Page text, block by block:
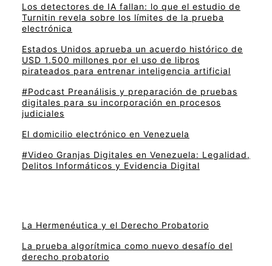
Los detectores de IA fallan: lo que el estudio de
Turnitin revela sobre los límites de la prueba
electrónica
Estados Unidos aprueba un acuerdo histórico de
USD 1.500 millones por el uso de libros
pirateados para entrenar inteligencia artificial
#Podcast Preanálisis y preparación de pruebas
digitales para su incorporación en procesos
judiciales
El domicilio electrónico en Venezuela
#Video Granjas Digitales en Venezuela: Legalidad,
Delitos Informáticos y Evidencia Digital
La Hermenéutica y el Derecho Probatorio
La prueba algorítmica como nuevo desafío del
derecho probatorio